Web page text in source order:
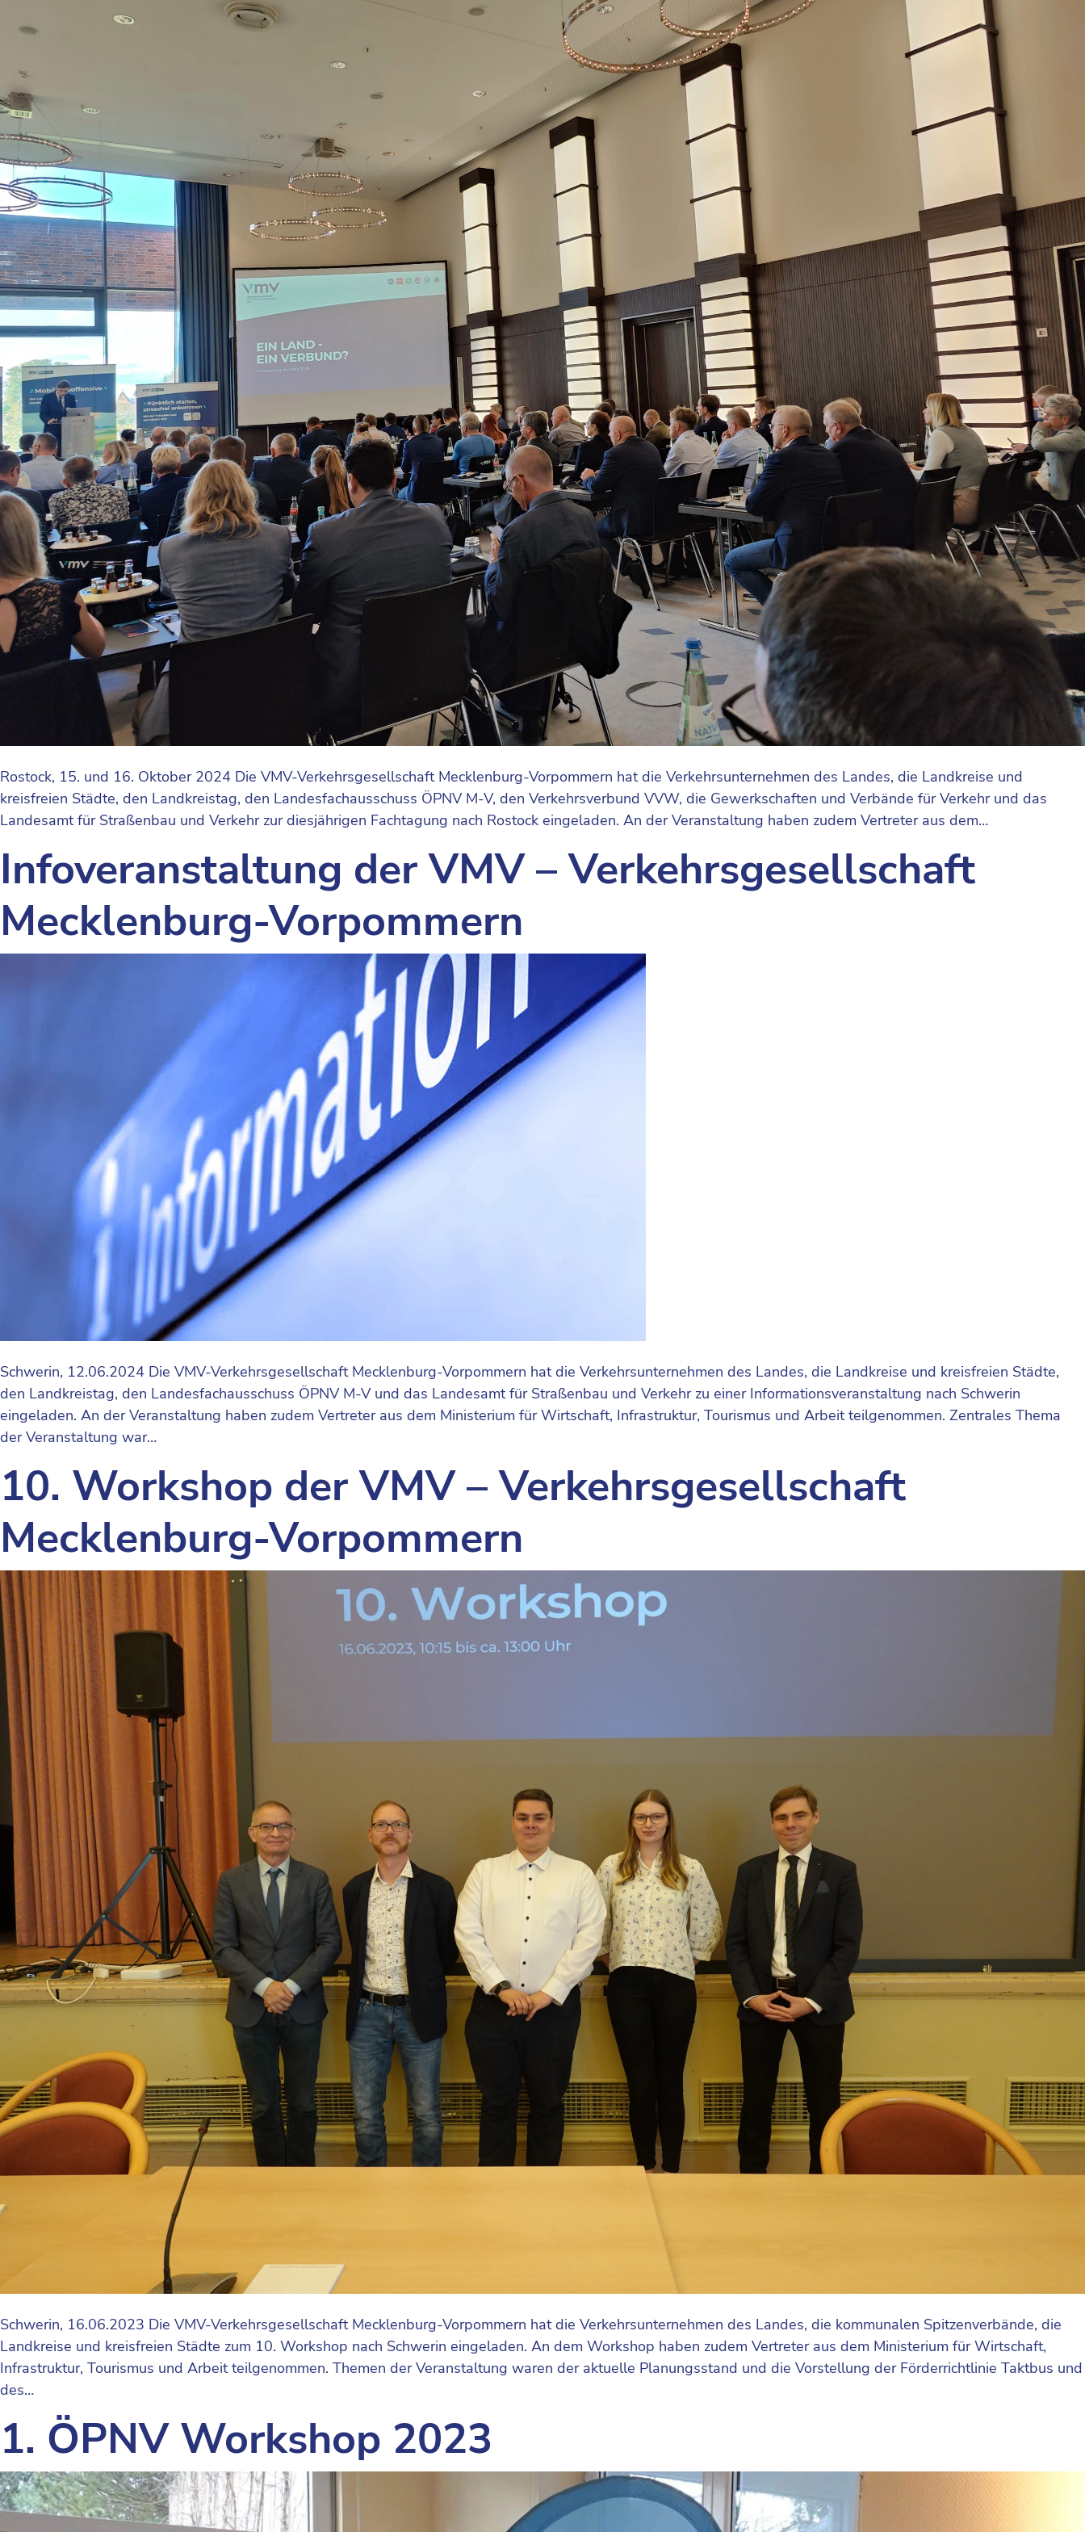
Rostock, 15. und 16. Oktober 2024 Die VMV-Verkehrsgesellschaft Mecklenburg-Vorpommern hat die Verkehrsunternehmen des Landes, die Landkreise und
kreisfreien Städte, den Landkreistag, den Landesfachausschuss ÖPNV M-V, den Verkehrsverbund VVW, die Gewerkschaften und Verbände für Verkehr und das
Landesamt für Straßenbau und Verkehr zur diesjährigen Fachtagung nach Rostock eingeladen. An der Veranstaltung haben zudem Vertreter aus dem…
Infoveranstaltung der VMV – Verkehrsgesellschaft
Mecklenburg-Vorpommern
Schwerin, 12.06.2024 Die VMV-Verkehrsgesellschaft Mecklenburg-Vorpommern hat die Verkehrsunternehmen des Landes, die Landkreise und kreisfreien Städte,
den Landkreistag, den Landesfachausschuss ÖPNV M-V und das Landesamt für Straßenbau und Verkehr zu einer Informationsveranstaltung nach Schwerin
eingeladen. An der Veranstaltung haben zudem Vertreter aus dem Ministerium für Wirtschaft, Infrastruktur, Tourismus und Arbeit teilgenommen. Zentrales Thema
der Veranstaltung war…
10. Workshop der VMV – Verkehrsgesellschaft
Mecklenburg-Vorpommern
Schwerin, 16.06.2023 Die VMV-Verkehrsgesellschaft Mecklenburg-Vorpommern hat die Verkehrsunternehmen des Landes, die kommunalen Spitzenverbände, die
Landkreise und kreisfreien Städte zum 10. Workshop nach Schwerin eingeladen. An dem Workshop haben zudem Vertreter aus dem Ministerium für Wirtschaft,
Infrastruktur, Tourismus und Arbeit teilgenommen. Themen der Veranstaltung waren der aktuelle Planungsstand und die Vorstellung der Förderrichtlinie Taktbus und
des…
1. ÖPNV Workshop 2023